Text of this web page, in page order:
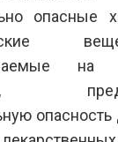
опасные